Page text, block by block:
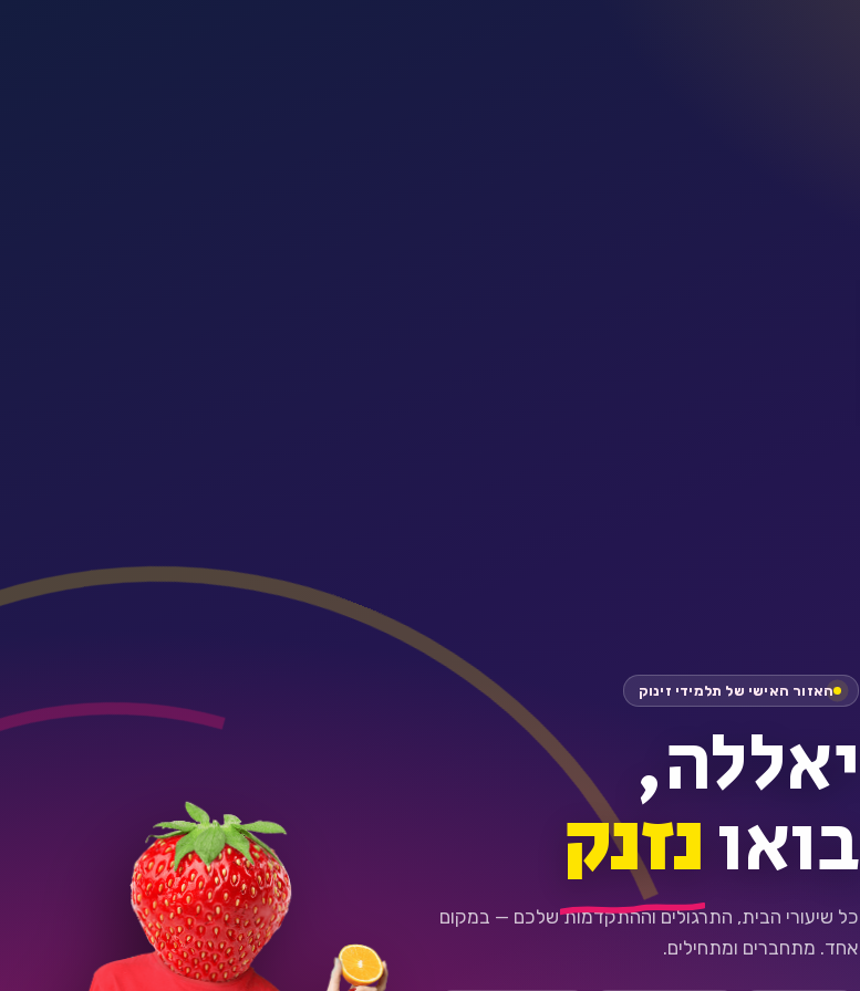
האזור האישי של תלמידי זינוק
יאללה,
בואונזנק
כל שיעורי הבית, התרגולים וההתקדמות שלכם — במקום
אחד. מתחברים ומתחילים.